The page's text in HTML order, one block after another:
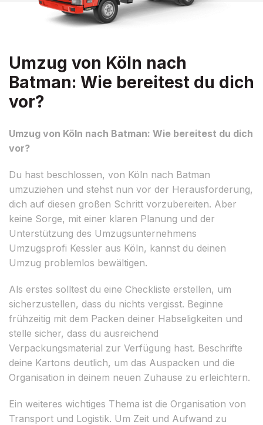
Umzug von Köln nach
Batman: Wie bereitest du dich
vor?
Umzug von Köln nach Batman: Wie bereitest du dich
vor?
Du hast beschlossen, von Köln nach Batman
umzuziehen und stehst nun vor der Herausforderung,
dich auf diesen großen Schritt vorzubereiten. Aber
keine Sorge, mit einer klaren Planung und der
Unterstützung des Umzugsunternehmens
Umzugsprofi Kessler aus Köln, kannst du deinen
Umzug problemlos bewältigen.
Als erstes solltest du eine Checkliste erstellen, um
sicherzustellen, dass du nichts vergisst. Beginne
frühzeitig mit dem Packen deiner Habseligkeiten und
stelle sicher, dass du ausreichend
Verpackungsmaterial zur Verfügung hast. Beschrifte
deine Kartons deutlich, um das Auspacken und die
Organisation in deinem neuen Zuhause zu erleichtern.
Ein weiteres wichtiges Thema ist die Organisation von
Transport und Logistik. Um Zeit und Aufwand zu